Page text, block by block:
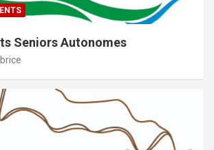
Seniors Autonomes